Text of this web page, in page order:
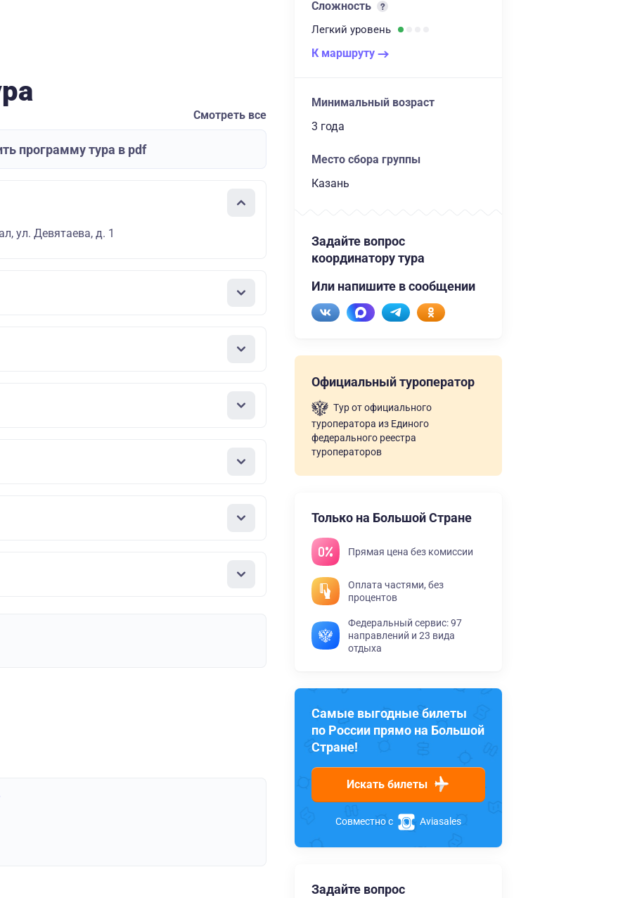
Смотреть все
программу тура в pdf
ул. Девятаева, д. 1
Сложность
Легкий уровень
К маршруту
Минимальный возраст
3 года
Место сбора группы
Казань
Задайте вопрос
координатору тура
Или напишите в сообщении
Официальный туроператор
Тур от официального
туроператора из Единого
федерального реестра
туроператоров
Только на Большой Стране
Прямая цена без комиссии
Оплата частями, без
процентов
Федеральный сервис: 97
направлений и 23 вида
отдыха
Самые выгодные билеты
по России прямо на Большой
Стране!
Искать билеты
Совместно с Aviasales
Задайте вопрос